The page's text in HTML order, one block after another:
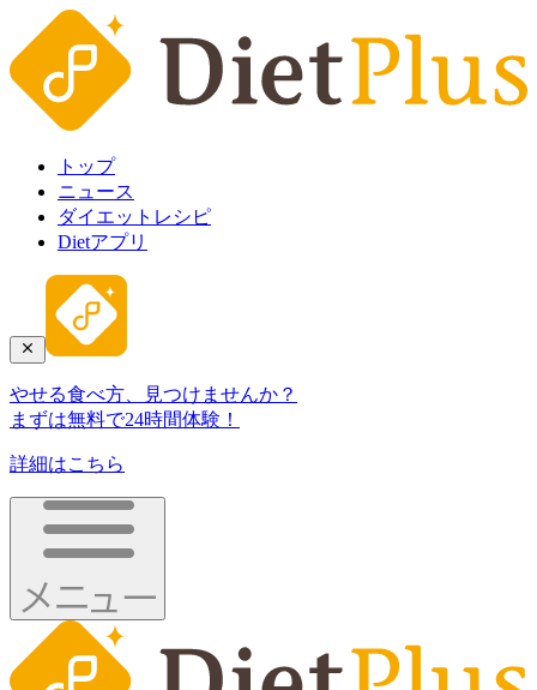
トップ
ニュース
ダイエットレシピ
Dietアプリ
やせる食べ方、見つけませんか？
まずは無料で24時間体験！
詳細はこちら